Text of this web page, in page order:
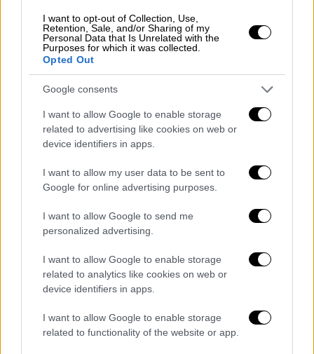
I want to opt-out of Collection, Use,
Retention, Sale, and/or Sharing of my
Personal Data that Is Unrelated with the
Purposes for which it was collected.
Opted Out
Google consents
I want to allow Google to enable storage
related to advertising like cookies on web or
device identifiers in apps.
I want to allow my user data to be sent to
Google for online advertising purposes.
I want to allow Google to send me
personalized advertising.
I want to allow Google to enable storage
related to analytics like cookies on web or
device identifiers in apps.
I want to allow Google to enable storage
related to functionality of the website or app.
«Ευχαριστώ από καρδιάς για τις
προσευχές»
Το μήνυμα μεταδόθηκε απόψε στην πλατεία
του Αγίου Πέτρου, κατά την προσευχή του
Ροζάριο. Ο Φραγκίσκος, με αδύναμη φωνή
απευθυνόμενος στους καθολικούς πιστούς
υπογράμμισε:
«Ευχαριστώ από καρδιάς για τις προσευχές
υπέρ της υγείας μου, οι οποίες φθάνουν από
και εγώ από εδώ που βρίσκομαι.
Ο Θεός να
σας ευλογεί και η Παρθένος να σας
Πρόκειται για μήνυμα είκοσι δευτερολέπτων